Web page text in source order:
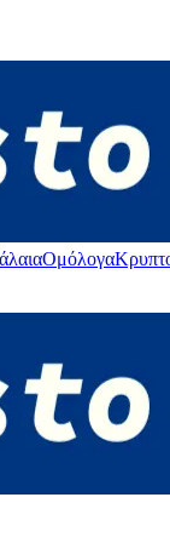
Ομόλογα